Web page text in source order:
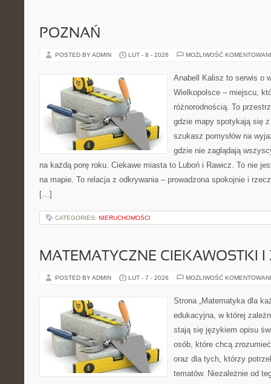
POZNAŃ
POSTED BY ADMIN LUT - 8 - 2026 MOŻLIWOŚĆ
Anabell Kalisz to serwis o
Wielkopolsce – miejscu,
różnorodnością. To
gdzie mapy spotykają się
szukasz pomysłów na
gdzie nie zaglądają
na każdą porę roku. Ciekawe miasta to Luboń i Rawicz. To nie
na mapie. To relacja z odkrywania – prowadzona spokojnie i
[…]
CATEGORIES: NIERUCHOMOŚCI
MATEMATYCZNE CIEKAWOSTKI
POSTED BY ADMIN LUT - 7 - 2026 MOŻLIWOŚĆ
Strona „Matematyka dla
edukacyjna, w której
stają się językiem opisu
osób, które chcą
oraz dla tych, którzy
tematów. Niezależnie od